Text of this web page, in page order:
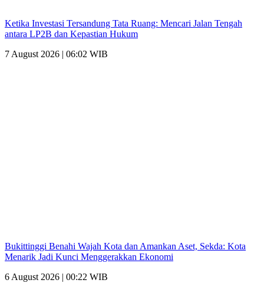
Ketika Investasi Tersandung Tata Ruang: Mencari Jalan Tengah
antara LP2B dan Kepastian Hukum
7 August 2026 | 06:02 WIB
Bukittinggi Benahi Wajah Kota dan Amankan Aset, Sekda: Kota
Menarik Jadi Kunci Menggerakkan Ekonomi
6 August 2026 | 00:22 WIB